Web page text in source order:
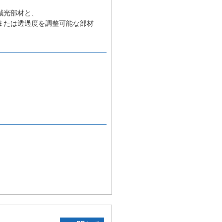
部材と、
たは透過度を調整可能な部材